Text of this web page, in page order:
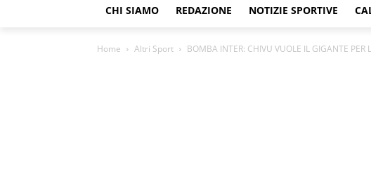
CHI SIAMO REDAZIONE NOTIZIE SPORTIVE
Home Altri Sport BOMBA INTER: CHIVU VUOLE IL GIGANTE PER